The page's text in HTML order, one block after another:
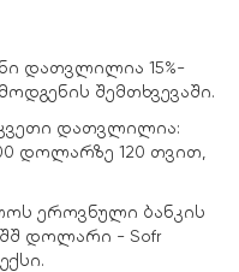
დათვლილია 15%-
შემთხვევაში.
დათვლილია:
დოლარზე 120 თვით,
ეროვნული ბანკის
დოლარი - Sofr